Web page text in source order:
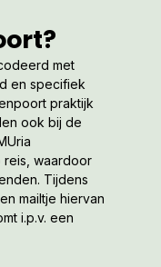
met
en specifiek
praktijk
ook bij de
reis, waardoor
Tijdens
mailtje hiervan
i.p.v. een